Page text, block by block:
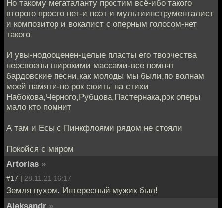
Но такому мегаталанту простим всё-ибо такого
второго просто нет-и поэт и мультиинструменталист
и композитор и вокалист с оперным голосом-нет
такого
И увы-нодооценен-целые пласты его творчества
неосвоены широкими массами-все помнят
бардовские песни,как молоды мы были,по волнам
моей памяти-но рок сюиты на стихи
Набокова,Черного,Рубцова,Пастернака,рок оперы
мало кто помнит
А там и Есы с Пинкфлоями рядом не стояли
Покойся с миром
Artorias »
#17 | 28.11.21 16:17
Земля пухом. Интересный мужик был!
Aleksandr »